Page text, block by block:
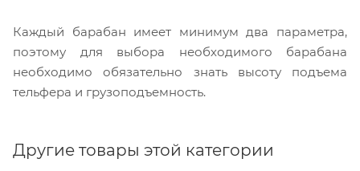
Каждый барабан имеет минимум два параметра,
поэтому для выбора необходимого барабана
необходимо обязательно знать высоту подъема
тельфера и грузоподъемность.
Другие товары этой категории